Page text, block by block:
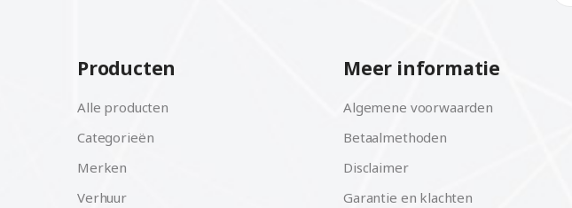
Producten
Alle producten
Categorieën
Merken
Verhuur
Meer informatie
Algemene voorwaarden
Betaalmethoden
Disclaimer
Garantie en klachten